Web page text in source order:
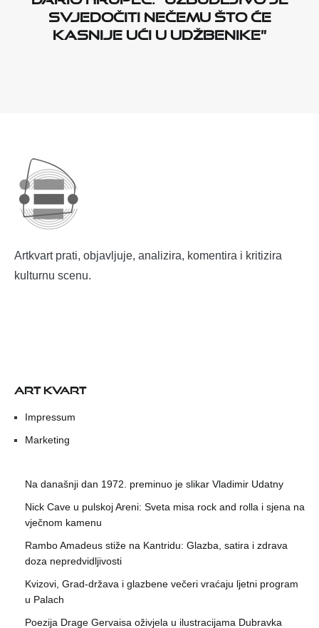
svjedočiti nečemu što će
kasnije ući u udžbenike”
Artkvart prati, objavljuje, analizira, komentira i kritizira
kulturnu scenu.
ART KVART
Impressum
Marketing
Na današnji dan 1972. preminuo je slikar Vladimir Udatny
Nick Cave u pulskoj Areni: Sveta misa rock and rolla i sjena na
vječnom kamenu
Rambo Amadeus stiže na Kantridu: Glazba, satira i zdrava
doza nepredvidljivosti
Kvizovi, Grad-država i glazbene večeri vraćaju ljetni program
u Palach
Poezija Drage Gervaisa oživjela u ilustracijama Dubravka